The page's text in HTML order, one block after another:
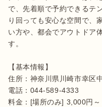
で、先着順で予約できるテ
り回っても安心な空間で、
い方や、都会でアウトドア
す。
【基本情報】
住所：神奈川県川崎市幸区
電話：044-589-4333
料金：[場所のみ] 3,000円～